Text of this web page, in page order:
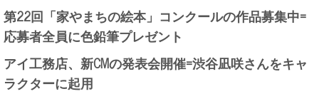
第22回「家やまちの絵本」コンクールの作品募集中=
応募者全員に色鉛筆プレゼント
アイ工務店、新CMの発表会開催=渋谷凪咲さんをキャ
ラクターに起用